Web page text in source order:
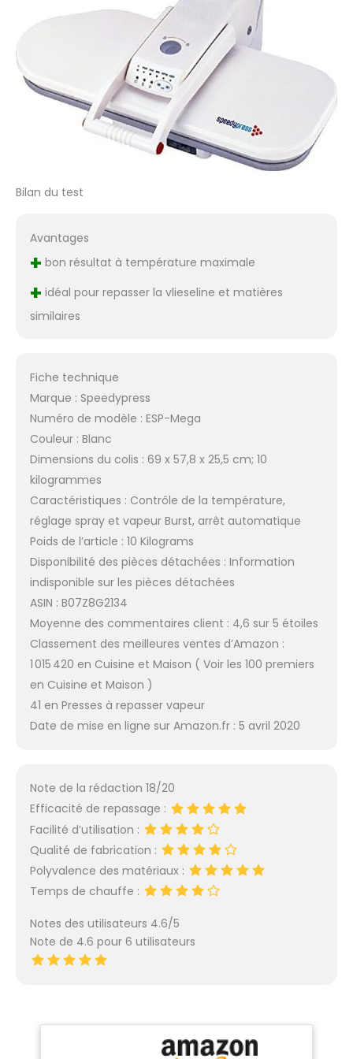
Bilan du test
Avantages
+ bon résultat à température maximale
+ idéal pour repasser la vlieseline et matières
similaires
Fiche technique
Marque : Speedypress
Numéro de modèle : ESP-Mega
Couleur : Blanc
Dimensions du colis : 69 x 57,8 x 25,5 cm; 10
kilogrammes
Caractéristiques : Contrôle de la température,
réglage spray et vapeur Burst, arrêt automatique
Poids de l’article : 10 Kilograms
Disponibilité des pièces détachées : Information
indisponible sur les pièces détachées
ASIN : B07Z8G2134
Moyenne des commentaires client : 4,6 sur 5 étoiles
Classement des meilleures ventes d’Amazon :
1 015 420 en Cuisine et Maison ( Voir les 100 premiers
en Cuisine et Maison )
41 en Presses à repasser vapeur
Date de mise en ligne sur Amazon.fr : 5 avril 2020
Note de la rédaction 18/20
Efficacité de repassage :
Facilité d’utilisation :
Qualité de fabrication :
Polyvalence des matériaux :
Temps de chauffe :
Notes des utilisateurs 4.6/5
Note de 4.6 pour 6 utilisateurs